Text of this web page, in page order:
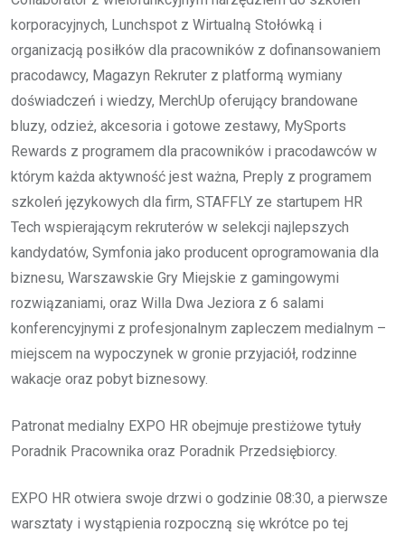
korporacyjnych, Lunchspot z Wirtualną Stołówką i
organizacją posiłków dla pracowników z dofinansowaniem
pracodawcy, Magazyn Rekruter z platformą wymiany
doświadczeń i wiedzy, MerchUp oferujący brandowane
bluzy, odzież, akcesoria i gotowe zestawy, MySports
Rewards z programem dla pracowników i pracodawców w
którym każda aktywność jest ważna, Preply z programem
szkoleń językowych dla firm, STAFFLY ze startupem HR
Tech wspierającym rekruterów w selekcji najlepszych
kandydatów, Symfonia jako producent oprogramowania dla
biznesu, Warszawskie Gry Miejskie z gamingowymi
rozwiązaniami, oraz Willa Dwa Jeziora z 6 salami
konferencyjnymi z profesjonalnym zapleczem medialnym –
miejscem na wypoczynek w gronie przyjaciół, rodzinne
wakacje oraz pobyt biznesowy.
Patronat medialny EXPO HR obejmuje prestiżowe tytuły
Poradnik Pracownika oraz Poradnik Przedsiębiorcy.
EXPO HR otwiera swoje drzwi o godzinie 08:30, a pierwsze
warsztaty i wystąpienia rozpoczną się wkrótce po tej